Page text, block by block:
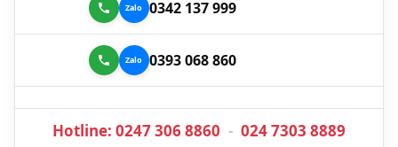
0342 137 999
0393 068 860
Hotline: 0247 306 8860 - 024 7303 8889